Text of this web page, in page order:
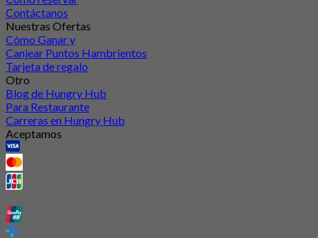
Contáctanos
Nuestras Ofertas
Cómo Ganar y
Canjear Puntos Hambrientos
Tarjeta de regalo
Otro
Blog de Hungry Hub
Para Restaurante
Carreras en Hungry Hub
Aceptamos